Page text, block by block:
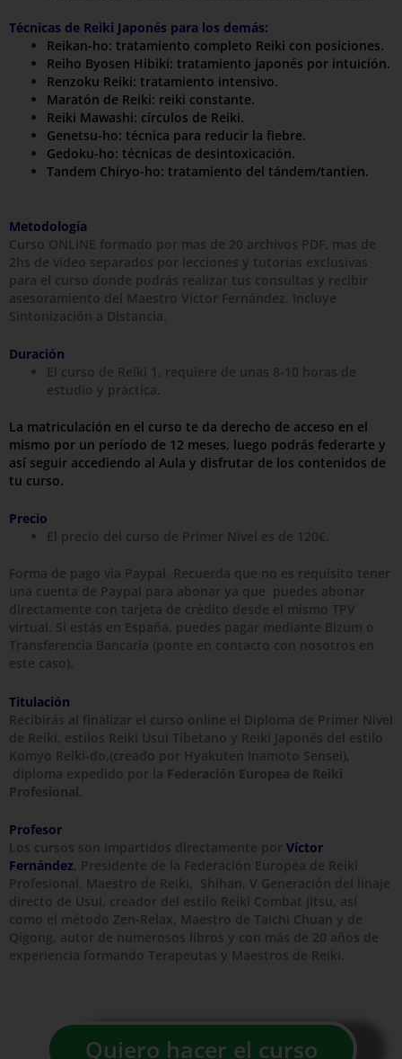
Técnicas de Reiki Japonés para los demás:
Reikan-ho: tratamiento completo Reiki con posiciones.
Reiho Byosen Hibiki: tratamiento japonés por intuición.
Renzoku Reiki: tratamiento intensivo.
Maratón de Reiki: reiki constante.
Reiki Mawashi: círculos de Reiki.
Genetsu-ho: técnica para reducir la fiebre.
Gedoku-ho: técnicas de desintoxicación.
Tandem Chiryo-ho: tratamiento del tándem/tantien.
Metodología
Curso ONLINE formado por mas de 20 archivos PDF, mas de
2hs de video separados por lecciones y tutorías exclusivas
para el curso donde podrás realizar tus consultas y recibir
asesoramiento del Maestro Víctor Fernández. Incluye
Sintonización a Distancia.
Duración
El curso de Reiki 1, requiere de unas 8-10 horas de
estudio y práctica.
La matriculación en el curso te da derecho de acceso en el
mismo por un período de 12 meses, luego podrás federarte y
así seguir accediendo al Aula y disfrutar de los contenidos de
tu curso.
Precio
El precio del curso de Primer Nivel es de 120€.
Forma de pago via Paypal. Recuerda que no es requisito tener
una cuenta de Paypal para abonar ya que puedes abonar
directamente con tarjeta de crédito desde el mismo TPV
virtual. Si estás en España, puedes pagar mediante Bizum o
Transferencia Bancaria (ponte en contacto con nosotros en
este caso).
Titulación
Recibirás al finalizar el curso online el Diploma de Primer Nivel
de Reiki, estilos Reiki Usui Tibetano y Reiki Japonés del estilo
Komyo Reiki-do,(creado por Hyakuten Inamoto Sensei),
diploma expedido por la Federación Europea de Reiki
Profesional
Profesor
Los cursos son impartidos directamente por Víctor
Fernández, Presidente de la Federación Europea de Reiki
Profesional, Maestro de Reiki, Shihan, V Generación del linaje
directo de Usui, creador del estilo Reiki Combat Jitsu, así
como el método Zen-Relax, Maestro de Taichi Chuan y de
Qigong, autor de numerosos libros y con más de 20 años de
experiencia formando Terapeutas y Maestros de Reiki.
Quiero hacer el curso